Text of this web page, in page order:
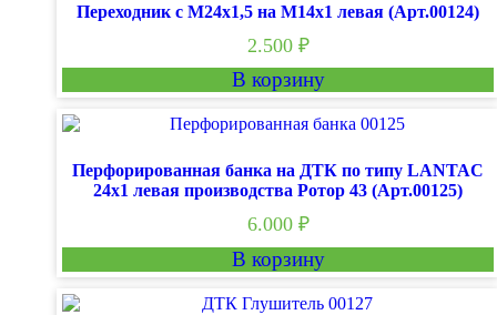
Переходник с М24х1,5 на М14х1 левая (Арт.00124)
2.500 ₽
В корзину
Перфорированная банка на ДТК по типу LANTAC
24х1 левая производства Ротор 43 (Арт.00125)
6.000 ₽
В корзину